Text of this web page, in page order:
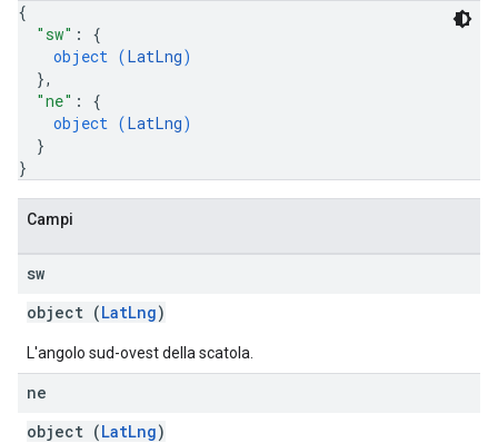
{
"sw" : {
object (LatLng)
},
"ne" : {
object (LatLng)
}
}
Campi
sw
object (LatLng)
L'angolo sud-ovest della scatola.
ne
object (LatLng)